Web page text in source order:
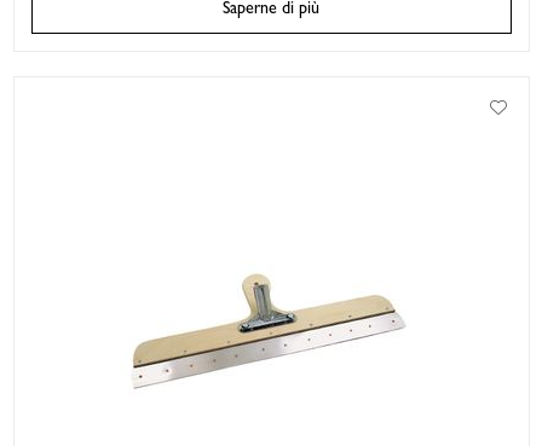
Saperne di più